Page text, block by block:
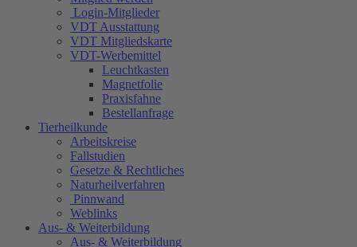
Login-Mitglieder
VDT Ausstattung
VDT Mitgliedskarte
VDT-Werbemittel
Leuchtkasten
Magnetfolie
Praxisfahne
Bestellanfrage
Tierheilkunde
Arbeitskreise
Fallstudien
Gesetze & Rechtliches
Naturheilverfahren
Pinnwand
Weblinks
Aus- & Weiterbildung
Aus- & Weiterbildung